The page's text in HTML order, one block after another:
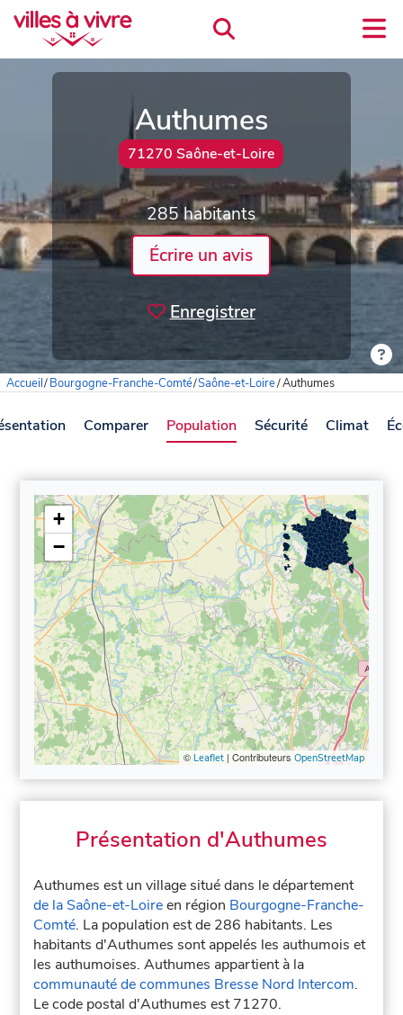
Authumes
71270 Saône-et-Loire
285 habitants
Écrire un avis
Enregistrer
Accueil/Bourgogne-Franche-Comté/Saône-et-Loire/Authumes
Comparer Population Sécurité Climat
+
−
© Leaflet| Contributeurs OpenStreetMap
Présentation d'Authumes
Authumes est un village situé dans le département
de la Saône-et-Loireen région Bourgogne-Franche-
Comté. La population est de 286 habitants. Les
habitants d'Authumes sont appelés les authumois et
les authumoises. Authumes appartient à la
communauté de communes Bresse Nord Intercom.
Le code postal d'Authumes est 71270.